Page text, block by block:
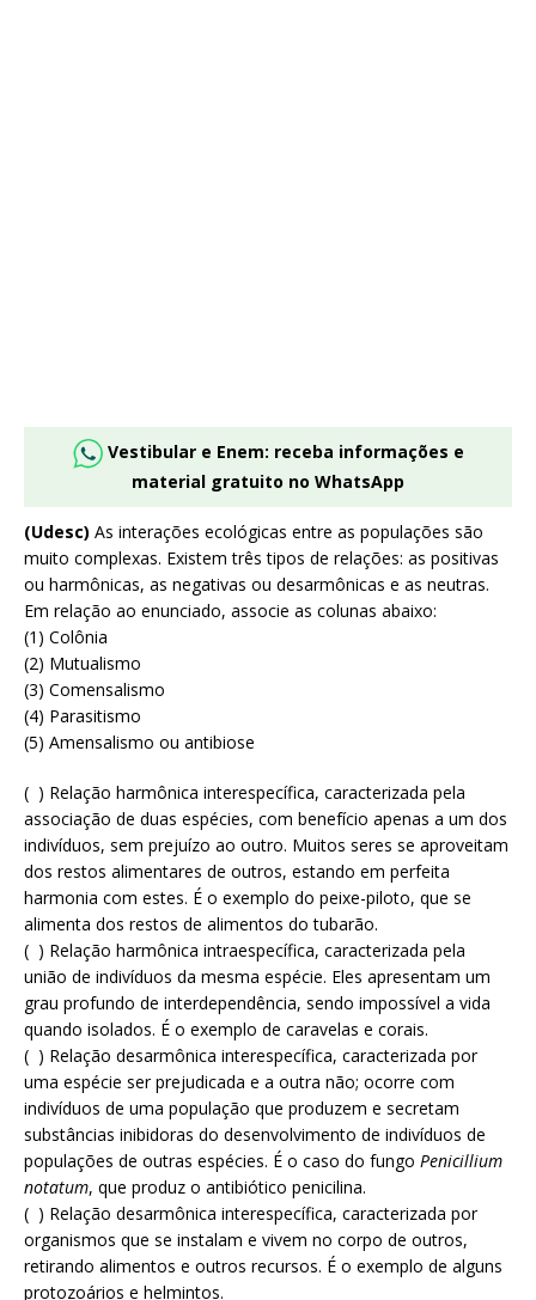
Vestibular e Enem: receba informações e
material gratuito no WhatsApp
(Udesc) As interações ecológicas entre as populações são
muito complexas. Existem três tipos de relações: as positivas
ou harmônicas, as negativas ou desarmônicas e as neutras.
Em relação ao enunciado, associe as colunas abaixo:
(1) Colônia
(2) Mutualismo
(3) Comensalismo
(4) Parasitismo
(5) Amensalismo ou antibiose
( ) Relação harmônica interespecífica, caracterizada pela
associação de duas espécies, com benefício apenas a um dos
indivíduos, sem prejuízo ao outro. Muitos seres se aproveitam
dos restos alimentares de outros, estando em perfeita
harmonia com estes. É o exemplo do peixe-piloto, que se
alimenta dos restos de alimentos do tubarão.
( ) Relação harmônica intraespecífica, caracterizada pela
união de indivíduos da mesma espécie. Eles apresentam um
grau profundo de interdependência, sendo impossível a vida
quando isolados. É o exemplo de caravelas e corais.
( ) Relação desarmônica interespecífica, caracterizada por
uma espécie ser prejudicada e a outra não; ocorre com
indivíduos de uma população que produzem e secretam
substâncias inibidoras do desenvolvimento de indivíduos de
populações de outras espécies. É o caso do fungo Penicillium
notatum, que produz o antibiótico penicilina.
( ) Relação desarmônica interespecífica, caracterizada por
organismos que se instalam e vivem no corpo de outros,
retirando alimentos e outros recursos. É o exemplo de alguns
protozoários e helmintos.